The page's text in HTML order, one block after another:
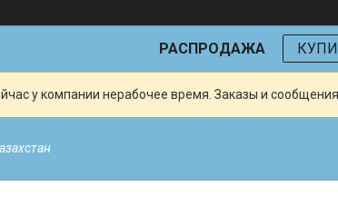
РАСПРОДАЖА
у компании нерабочее время. Заказы и